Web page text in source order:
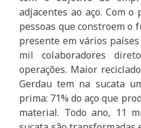
adjacentes ao aço. Com
pessoas que constroem o
presente em vários
mil colaboradores
operações. Maior
Gerdau tem na sucata
prima: 71% do aço que
material. Todo ano, 11